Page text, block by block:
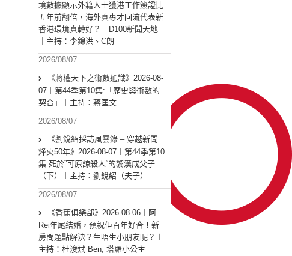
境數據顯示外籍人士獲港工作簽證比
五年前翻倍，海外真專才回流代表新
香港環境真轉好？｜D100新聞天地
｜主持：李錦洪、C朗
2026/08/07
《蔣權天下之術數通識》2026-08-
07︱第44季第10集:「歴史與術數的
契合」｜主持：蔣匡文
2026/08/07
《劉銳紹採訪風雲錄 – 穿越新聞
烽火50年》2026-08-07︱第44季第10
集 死於”可原諒殺人“的黎漢成父子
（下）︱主持：劉銳紹（夫子）
2026/08/07
《香蕉俱樂部》2026-08-06︱阿
Rei年尾結婚，預祝佢百年好合！新
房問題點解決？生唔生小朋友呢？︱
主持：杜浚斌 Ben, 塔羅小公主